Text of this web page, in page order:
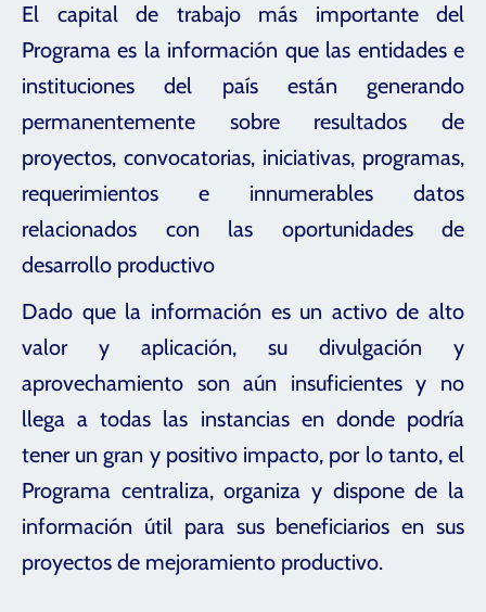
El capital de trabajo más importante del
Programa es la información que las entidades e
instituciones del país están generando
permanentemente sobre resultados de
proyectos, convocatorias, iniciativas, programas,
requerimientos e innumerables datos
relacionados con las oportunidades de
desarrollo productivo
Dado que la información es un activo de alto
valor y aplicación, su divulgación y
aprovechamiento son aún insuficientes y no
llega a todas las instancias en donde podría
tener un gran y positivo impacto, por lo tanto, el
Programa centraliza, organiza y dispone de la
información útil para sus beneficiarios en sus
proyectos de mejoramiento productivo.